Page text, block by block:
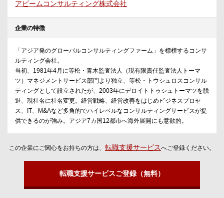
アビームコンサルティング株式会社
企業の特徴
「アジア発のグローバルコンサルティングファーム」を標榜するコンサ
ルティング会社。
当初、1981年4月に等松・青木監査法人（現有限責任監査法人トーマ
ツ）マネジメントサービス部門より独立、等松・トウシュロスコンサル
ティングとして設立されたが、2003年にデロイトトゥシュトーマツを脱
退、現社名に社名変更。経営戦略、経営改善をはじめビジネスプロセ
ス、IT、M&Aなど多角的でハイレベルなコンサルティングサービスが提
供できるのが強み。アジア7カ国12都市へ海外展開にも意欲的。
この企業にご関心をお持ちの方は、 転職支援サービスへご登録ください。
転職支援サービスご登録（無料）